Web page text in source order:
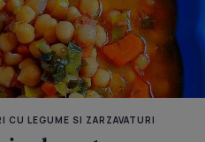
CU LEGUME SI ZARZAVATURI